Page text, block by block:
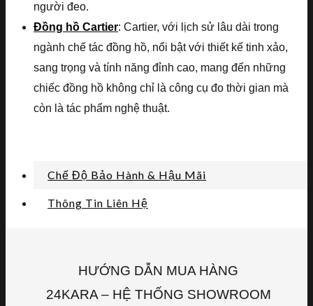
người đeo.
Đồng hồ Cartier: Cartier, với lịch sử lâu dài trong
ngành chế tác đồng hồ, nổi bật với thiết kế tinh xảo,
sang trọng và tính năng đỉnh cao, mang đến những
chiếc đồng hồ không chỉ là công cụ đo thời gian mà
còn là tác phẩm nghệ thuật.
Chế Độ Bảo Hành & Hậu Mãi
Thông Tin Liên Hệ
HƯỚNG DẪN MUA HÀNG
24KARA – HỆ THỐNG SHOWROOM